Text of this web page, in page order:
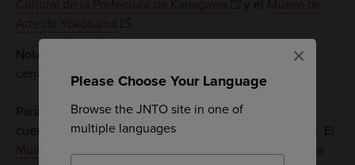
Please Choose Your Language
Browse the JNTO site in one of
multiple languages
×
Cultural de la Prefectura de Kanagawa
y el Museo de
Arte de Yokohama
Nota: El Museo de Arte de Yokohama permanecerá
cerrado hasta el año 2023 por obras de reforma.
Para amantes de la comida y de los fideos, Yokohama
cuenta con dos museos dedicados al irresistible ramen. El
Museo Cupnoodles
abarca todo lo relacionado con la